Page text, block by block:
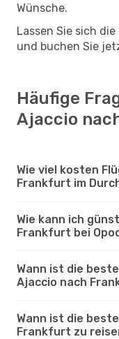
Wünsche.
Lassen Sie sich
und buchen Sie
Häufige
Ajaccio
Wie viel kosten
Frankfurt im
Wie kann ich
Frankfurt bei
Wann ist die
Ajaccio nach
Wann ist die
Frankfurt zu